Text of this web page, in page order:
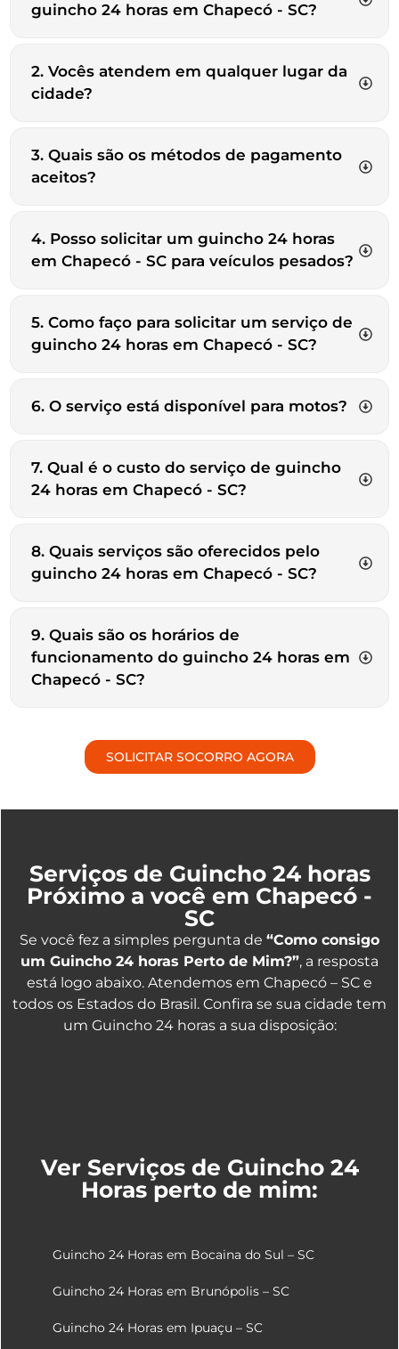
guincho 24 horas em Chapecó - SC?
2. Vocês atendem em qualquer lugar da
cidade?
3. Quais são os métodos de pagamento
aceitos?
4. Posso solicitar um guincho 24 horas
em Chapecó - SC para veículos pesados?
5. Como faço para solicitar um serviço de
guincho 24 horas em Chapecó - SC?
6. O serviço está disponível para motos?
7. Qual é o custo do serviço de guincho
24 horas em Chapecó - SC?
8. Quais serviços são oferecidos pelo
guincho 24 horas em Chapecó - SC?
9. Quais são os horários de
funcionamento do guincho 24 horas em
Chapecó - SC?
SOLICITAR SOCORRO AGORA
Serviços de Guincho 24 horas
Próximo a você em Chapecó -
SC
Se você fez a simples pergunta de “Como consigo
um Guincho 24 horas Perto de Mim?”, a resposta
está logo abaixo. Atendemos em Chapecó – SC e
todos os Estados do Brasil. Confira se sua cidade tem
um Guincho 24 horas a sua disposição:
Ver Serviços de Guincho 24
Horas perto de mim:
Guincho 24 Horas em Bocaina do Sul – SC
Guincho 24 Horas em Brunópolis – SC
Guincho 24 Horas em Ipuaçu – SC